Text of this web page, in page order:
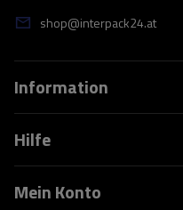
shop@interpack24.at
Information
Hilfe
Mein Konto